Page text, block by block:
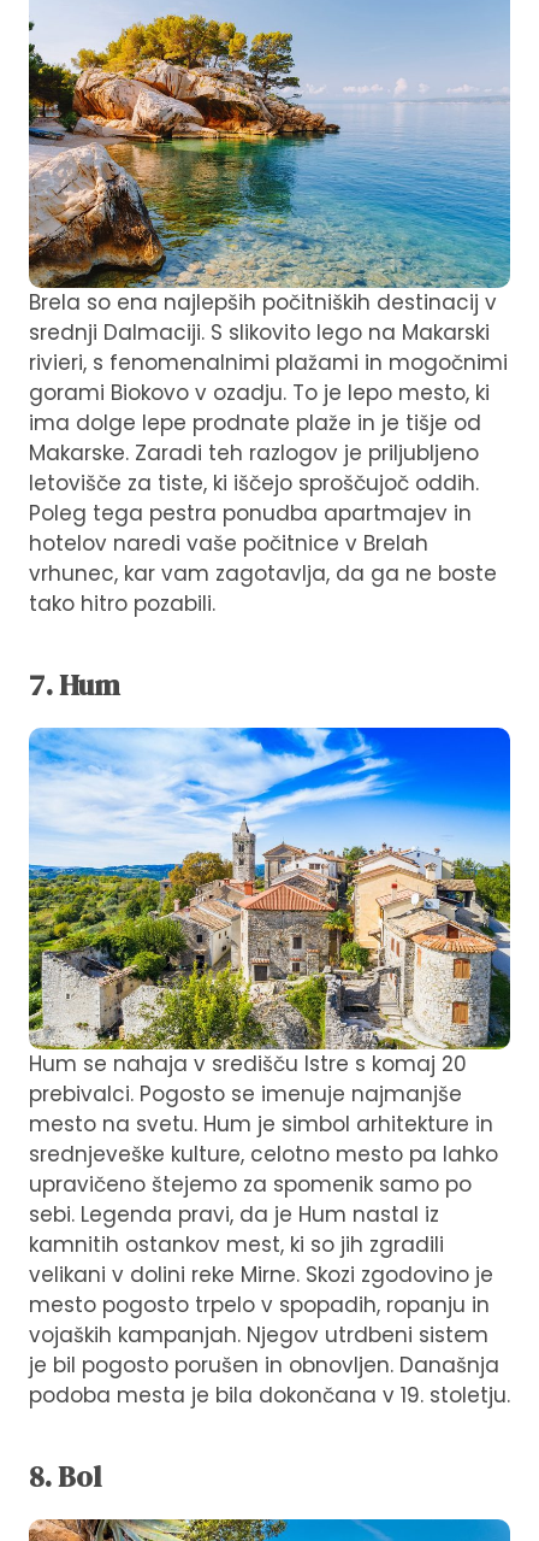
Brela so ena najlepših počitniških destinacij v
srednji Dalmaciji. S slikovito lego na Makarski
rivieri, s fenomenalnimi plažami in mogočnimi
gorami Biokovo v ozadju. To je lepo mesto, ki
ima dolge lepe prodnate plaže in je tišje od
Makarske. Zaradi teh razlogov je priljubljeno
letovišče za tiste, ki iščejo sproščujoč oddih.
Poleg tega pestra ponudba apartmajev in
hotelov naredi vaše počitnice v Brelah
vrhunec, kar vam zagotavlja, da ga ne boste
tako hitro pozabili.
7. Hum
Hum se nahaja v središču Istre s komaj 20
prebivalci. Pogosto se imenuje najmanjše
mesto na svetu. Hum je simbol arhitekture in
srednjeveške kulture, celotno mesto pa lahko
upravičeno štejemo za spomenik samo po
sebi. Legenda pravi, da je Hum nastal iz
kamnitih ostankov mest, ki so jih zgradili
velikani v dolini reke Mirne. Skozi zgodovino je
mesto pogosto trpelo v spopadih, ropanju in
vojaških kampanjah. Njegov utrdbeni sistem
je bil pogosto porušen in obnovljen. Današnja
podoba mesta je bila dokončana v 19. stoletju.
8. Bol